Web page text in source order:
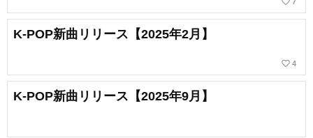
K-POP新曲リリース【2025年2月】
favorite_border 4
K-POP新曲リリース【2025年9月】